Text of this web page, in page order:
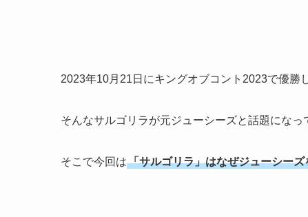
2023年10月21日にキングオブコント2023で優勝
そんなサルゴリラが元ジューシーズと話題になっ
そこで今回は「サルゴリラ」はなぜジューシー